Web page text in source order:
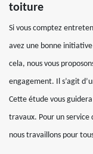
toiture
Si vous comptez
avez une bonne
cela, nous vous
engagement. Il s’agit
Cette étude vous
travaux. Pour un service
nous travaillons pour